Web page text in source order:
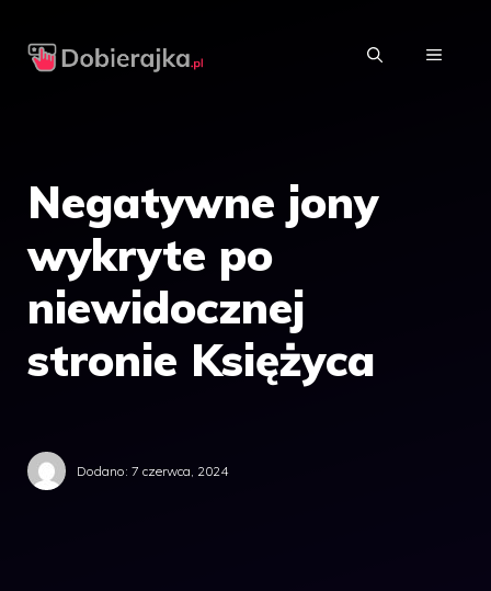
MENU
Negatywne jony
wykryte po
niewidocznej
stronie Księżyca
Dodano: 7 czerwca, 2024